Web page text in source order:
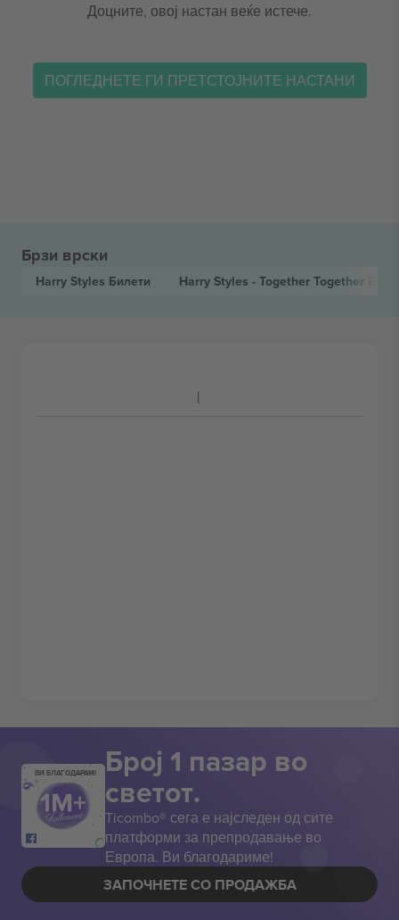
Доцните, овој настан веќе истече.
ПОГЛЕДНЕТЕ ГИ ПРЕТСТОЈНИТЕ НАСТАНИ
Брзи врски
Harry Styles Билети Harry Styles - Together Together
ВИ БЛАГОДАРАМ! Број 1 пазар во
светот.
Ticombo® сега е најследен од сите
платформи за препродавање во
Европа. Ви благодариме!
ЗАПОЧНЕТЕ СО ПРОДАЖБА